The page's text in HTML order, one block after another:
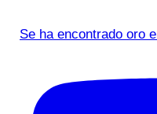
Se ha encontrado oro